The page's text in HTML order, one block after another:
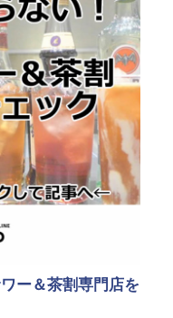
ー＆茶割専門店を